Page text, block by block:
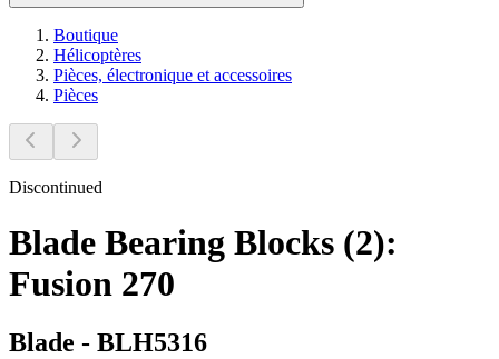
Boutique
Hélicoptères
Pièces, électronique et accessoires
Pièces
Discontinued
Blade Bearing Blocks (2):
Fusion 270
Blade - BLH5316